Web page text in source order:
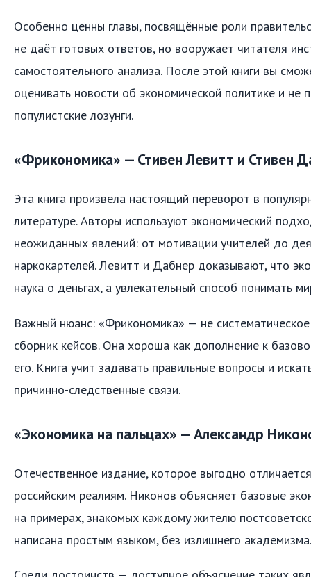
Особенно ценны главы, посвящённые роли
не даёт готовых ответов, но вооружает читателя
самостоятельного анализа. После этой книги вы
оценивать новости об экономической политике и не
популистские лозунги.
«Фрикономика» — Стивен Левитт и Стивен
Эта книга произвела настоящий переворот в
литературе. Авторы используют экономический
неожиданных явлений: от мотивации учителей до
наркокартелей. Левитт и Дабнер доказывают, что
наука о деньгах, а увлекательный способ понимать
Важный нюанс: «Фрикономика» — не
сборник кейсов. Она хороша как дополнение к
его. Книга учит задавать правильные вопросы и
причинно-следственные связи.
«Экономика на пальцах» — Александр
Отечественное издание, которое выгодно
российским реалиям. Никонов объясняет базовые
на примерах, знакомых каждому жителю
написана простым языком, без излишнего академизма.